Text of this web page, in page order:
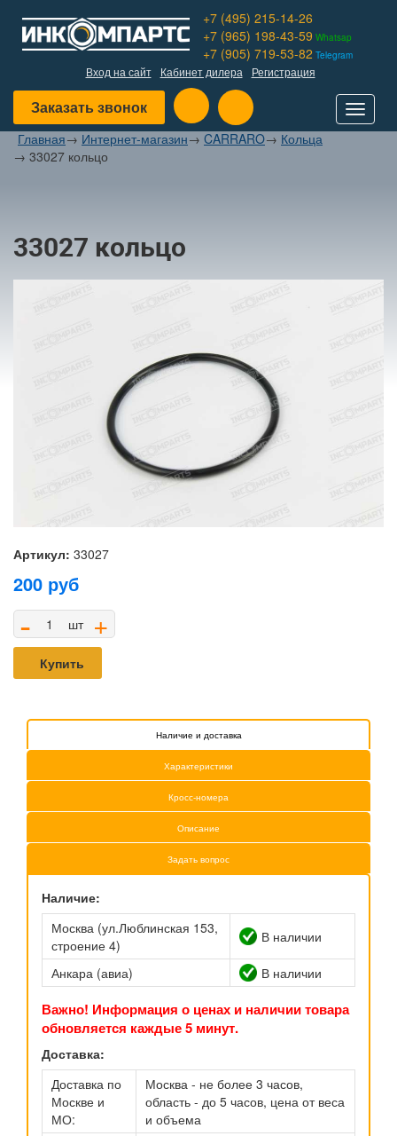
+7 (495) 215-14-26
+7 (965) 198-43-59 Whatsap
+7 (905) 719-53-82 Telegram
Вход на сайт Кабинет дилера Регистрация
Заказать звонок
Toggle
Главная→ Интернет-магазин→ CARRARO→ Кольца
→ 33027 кольцо
33027 кольцо
Артикул: 33027
200 руб
- шт +
Купить
Наличие и доставка
Характеристики
Кросс-номера
Описание
Задать вопрос
Наличие:
Москва (ул.Люблинская 153,
строение 4)
В наличии
Анкара (авиа) В наличии
Важно! Информация о ценах и наличии товара
обновляется каждые 5 минут.
Доставка:
Доставка по
Москве и
МО:
Москва - не более 3 часов,
область - до 5 часов, цена от веса
и объема